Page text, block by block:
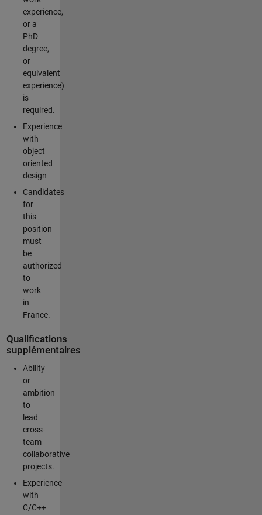
experience,
or a
PhD
degree,
or
equivalent
experience)
is
required.
Experience
with
object
oriented
design
Candidates
for
this
position
must
be
authorized
to
work
in
France.
Qualifications
supplémentaires
Ability
or
ambition
to
lead
cross-
team
collaborative
projects.
Experience
with
C/C++